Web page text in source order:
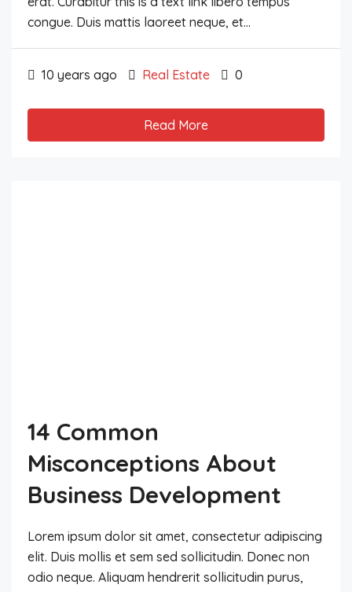
congue. Duis mattis laoreet neque, et...
10 years ago Real Estate 0
Read More
14 Common
Misconceptions About
Business Development
Lorem ipsum dolor sit amet, consectetur adipiscing
elit. Duis mollis et sem sed sollicitudin. Donec non
odio neque. Aliquam hendrerit sollicitudin purus,